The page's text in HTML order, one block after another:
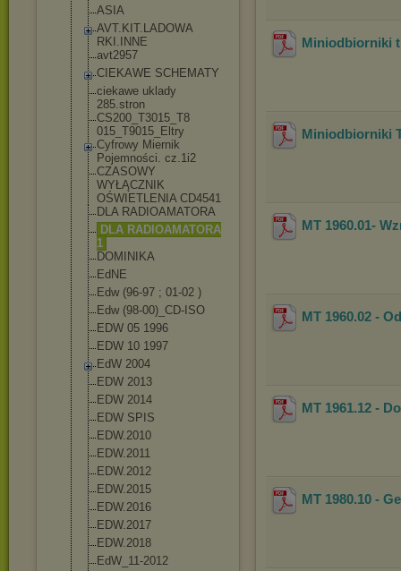
ASIA
AVT.KIT.LADOWA
RKI.INNE
avt2957
CIEKAWE SCHEMATY
ciekawe uklady
285.stron
CS200_T3015_T8
015_T9015_Eltry
Cyfrowy Miernik
Pojemności. cz.1i2
CZASOWY
WYŁĄCZNIK
OŚWIETLENIA CD4541
DLA RADIOAMATORA
DLA RADIOAMATORA
1
DOMINIKA
EdNE
Edw (96-97 ; 01-02 )
Edw (98-00)_CD-ISO
EDW 05 1996
EDW 10 1997
EdW 2004
EDW 2013
EDW 2014
EDW SPIS
EDW.2010
EDW.2011
EDW.2012
EDW.2015
EDW.2016
EDW.2017
EDW.2018
EdW_11-2012
Miniodbiorniki
Miniodbiorniki
MT 1960.01-
MT 1960.02 -
MT 1961.12 -
MT 1980.10 -